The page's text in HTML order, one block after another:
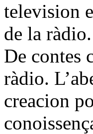
television
de la
De contes
ràdio.
creacion